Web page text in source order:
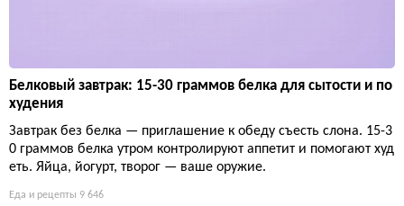
Белковый завтрак: 15-30 граммов белка для сытости и по
худения
Завтрак без белка — приглашение к обеду съесть слона. 15-3
0 граммов белка утром контролируют аппетит и помогают худ
еть. Яйца, йогурт, творог — ваше оружие.
Еда и рецепты 9 646